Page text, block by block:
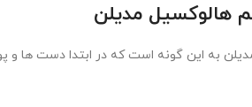
هالوکسیل مدیلن
به این گونه است که در ابتدا دست ها